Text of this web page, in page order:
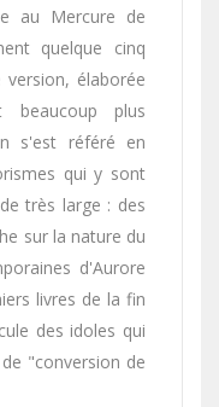
au Mercure de
quelque cinq
élaborée
beaucoup plus
s'est référé en
qui y sont
très large : des
sur la nature du
d'Aurore
livres de la fin
des idoles qui
"conversion de